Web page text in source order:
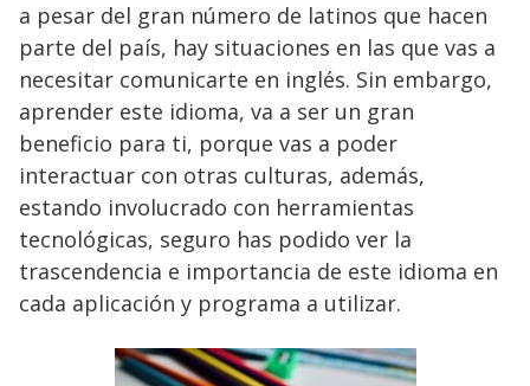
a pesar del gran número de latinos que hacen
parte del país, hay situaciones en las que vas a
necesitar comunicarte en inglés. Sin embargo,
aprender este idioma, va a ser un gran
beneficio para ti, porque vas a poder
interactuar con otras culturas, además,
estando involucrado con herramientas
tecnológicas, seguro has podido ver la
trascendencia e importancia de este idioma en
cada aplicación y programa a utilizar.